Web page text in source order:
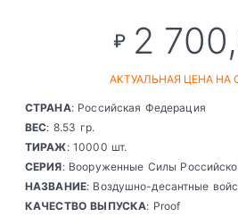
₽ 2
АКТУАЛЬНАЯ ЦЕНА НА
СТРАНА: Российская Федерация
ВЕС: 8.53 гр.
ТИРАЖ: 10000 шт.
СЕРИЯ: Вооруженные Силы
НАЗВАНИЕ: Воздушно-десантные
КАЧЕСТВО ВЫПУСКА: Proof